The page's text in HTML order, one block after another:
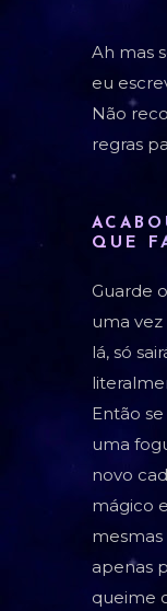
Ah mas
eu
Não
regras
QUE
Guarde
uma
lá, só
Então
uma
novo
mágico
mesmas
apenas
queime